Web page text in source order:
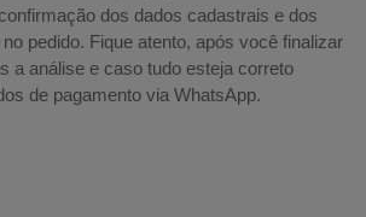
dos dados cadastrais e dos
pedido. Fique atento, após você finalizar
a análise e caso tudo esteja correto
de pagamento via WhatsApp.